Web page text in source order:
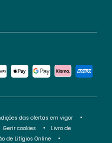
das ofertas em vigor
Gerir cookies
Livro de
de Litígios Online